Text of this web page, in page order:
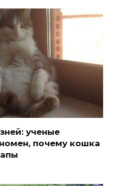
ученые
почему кошка